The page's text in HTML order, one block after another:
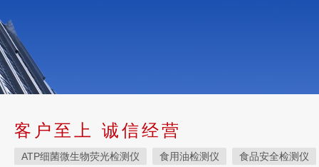
客户至上 诚信经营
ATP细菌微生物荧光检测仪 食用油检测仪 食品安全检测仪